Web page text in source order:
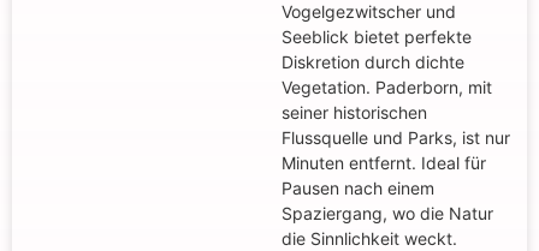
Vogelgezwitscher und
Seeblick bietet perfekte
Diskretion durch dichte
Vegetation. Paderborn, mit
seiner historischen
Flussquelle und Parks, ist nur
Minuten entfernt. Ideal für
Pausen nach einem
Spaziergang, wo die Natur
die Sinnlichkeit weckt.